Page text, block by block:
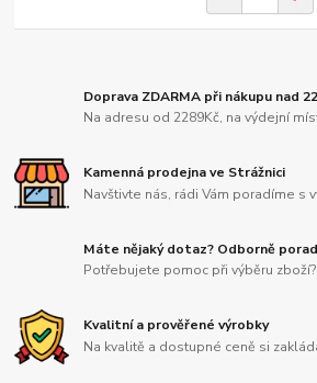
Doprava ZDARMA při nákupu nad
Na adresu od 2289Kč, na výdejní
Kamenná prodejna ve Strážnici
Navštivte nás, rádi Vám poradíme s
Máte nějaký dotaz? Odborně
Potřebujete pomoc při výběru
Kvalitní a prověřené výrobky
Na kvalitě a dostupné ceně si